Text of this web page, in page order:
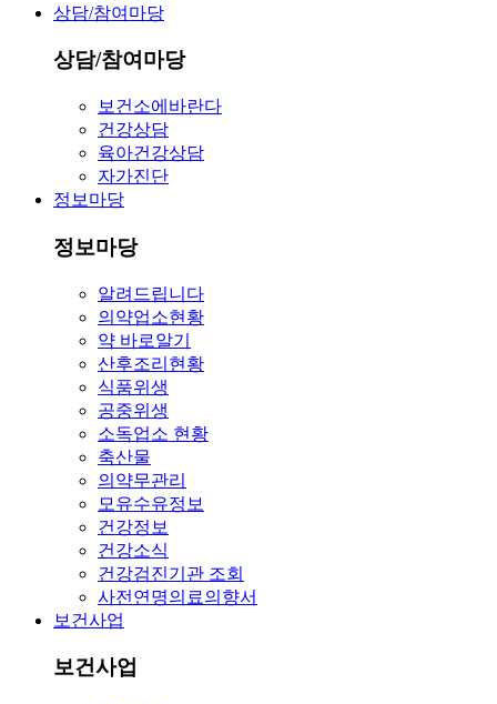
상담/참여마당
상담/참여마당
보건소에바란다
건강상담
육아건강상담
자가진단
정보마당
정보마당
알려드립니다
의약업소현황
약 바로알기
산후조리현황
식품위생
공중위생
소독업소 현황
축산물
의약무관리
모유수유정보
건강정보
건강소식
건강검진기관 조회
사전연명의료의향서
보건사업
보건사업